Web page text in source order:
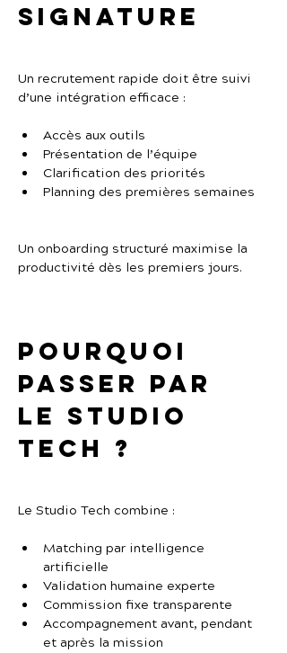
signature
Un recrutement rapide doit être suivi
d’une intégration efficace :
Accès aux outils
Présentation de l’équipe
Clarification des priorités
Planning des premières semaines
Un onboarding structuré maximise la
productivité dès les premiers jours.
Pourquoi
passer par
Le Studio
Tech ?
Le Studio Tech combine :
Matching par intelligence
artificielle
Validation humaine experte
Commission fixe transparente
Accompagnement avant, pendant
et après la mission